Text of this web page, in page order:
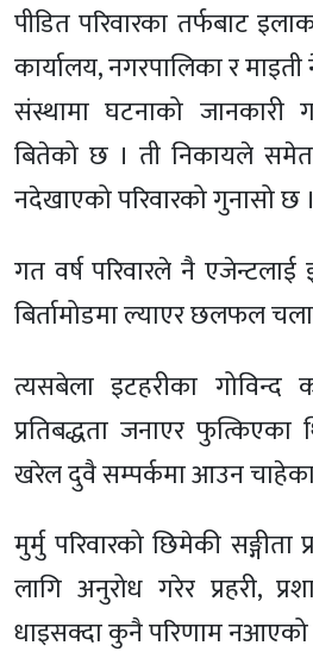
पीडित परिवारका तर्फबाट
कार्यालय, नगरपालिका र
संस्थामा घटनाको
बितेको छ । ती निकायले समेत
नदेखाएको परिवारको गुनासो छ ।
गत वर्ष परिवारले नै एजेन्टलाई
बिर्तामोडमा ल्याएर छलफल
त्यसबेला इटहरीका गोविन्द
प्रतिबद्धता जनाएर
खरेल दुवै सम्पर्कमा आउन
मुर्मु परिवारको छिमेकी
लागि अनुरोध गरेर प्रहरी,
धाइसक्दा कुनै परिणाम नआएको